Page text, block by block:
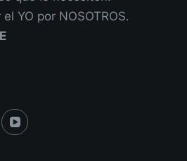
YO por NOSOTROS.